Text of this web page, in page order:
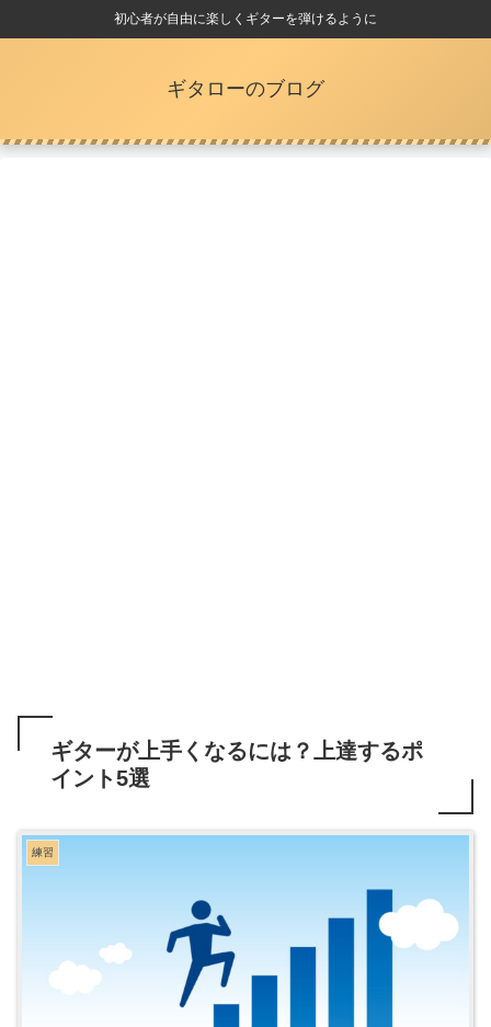
初心者が自由に楽しくギターを弾けるように
ギタローのブログ
ギターが上手くなるには？上達するポ
イント5選
練習